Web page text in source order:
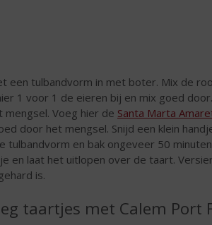
een tulbandvorm in met boter. Mix de
1 voor 1 de eieren bij en mix goed
Voeg hier de Santa Marta
door het mengsel. Snijd een klein
tulbandvorm en bak ongeveer 50
en laat het uitlopen over de taart.
is.
taartjes met Calem Port